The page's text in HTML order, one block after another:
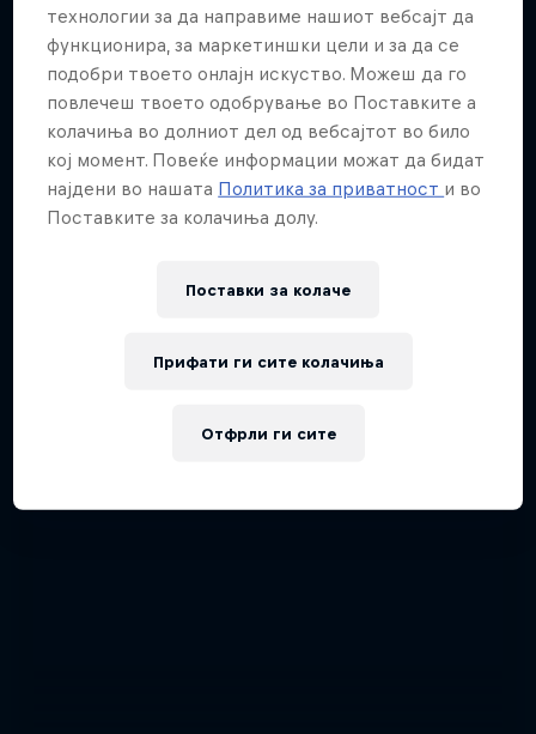
технологии за да направиме нашиот вебсајт да
функционира, за маркетиншки цели и за да се
подобри твоето онлајн искуство. Можеш да го
повлечеш твоето одобрување во Поставките а
колачиња во долниот дел од вебсајтот во било
кој момент. Повеќе информации можат да бидат
најдени во нашата Политика за приватност и во
Поставките за колачиња долу.
Поставки за колачe
Отфрли ги сите
Прифати ги сите колачиња